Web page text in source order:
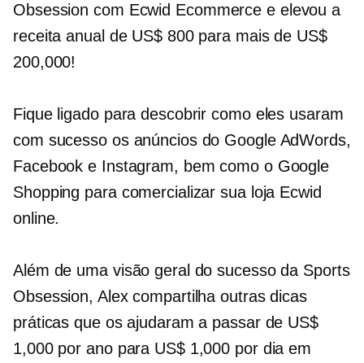
Obsession com Ecwid Ecommerce e elevou a
receita anual de US$ 800 para mais de US$
200,000!
Fique ligado para descobrir como eles usaram
com sucesso os anúncios do Google AdWords,
Facebook e Instagram, bem como o Google
Shopping para comercializar sua loja Ecwid
online.
Além de uma visão geral do sucesso da Sports
Obsession, Alex compartilha outras dicas
práticas que os ajudaram a passar de US$
1,000 por ano para US$ 1,000 por dia em